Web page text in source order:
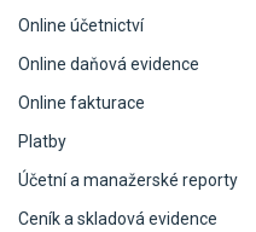
Online účetnictví
Online daňová evidence
Online fakturace
Platby
Účetní a manažerské reporty
Ceník a skladová evidence